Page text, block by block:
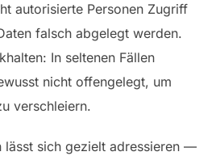
autorisierte Personen Zugriff
falsch abgelegt werden.
In seltenen Fällen
nicht offengelegt, um
verschleiern.
lässt sich gezielt adressieren —